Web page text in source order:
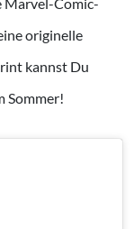
originelle
kannst Du
Sommer!